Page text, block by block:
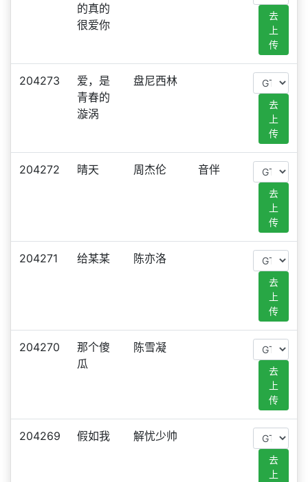
的真的
很爱你
去
上
传
204273
爱，是
青春的
漩涡
盘尼西林
去
上
传
204272 晴天 周杰伦 音伴
去
上
传
204271 给某某 陈亦洛
去
上
传
204270
那个傻
瓜
陈雪凝
去
上
传
204269 假如我 解忧少帅
去
上